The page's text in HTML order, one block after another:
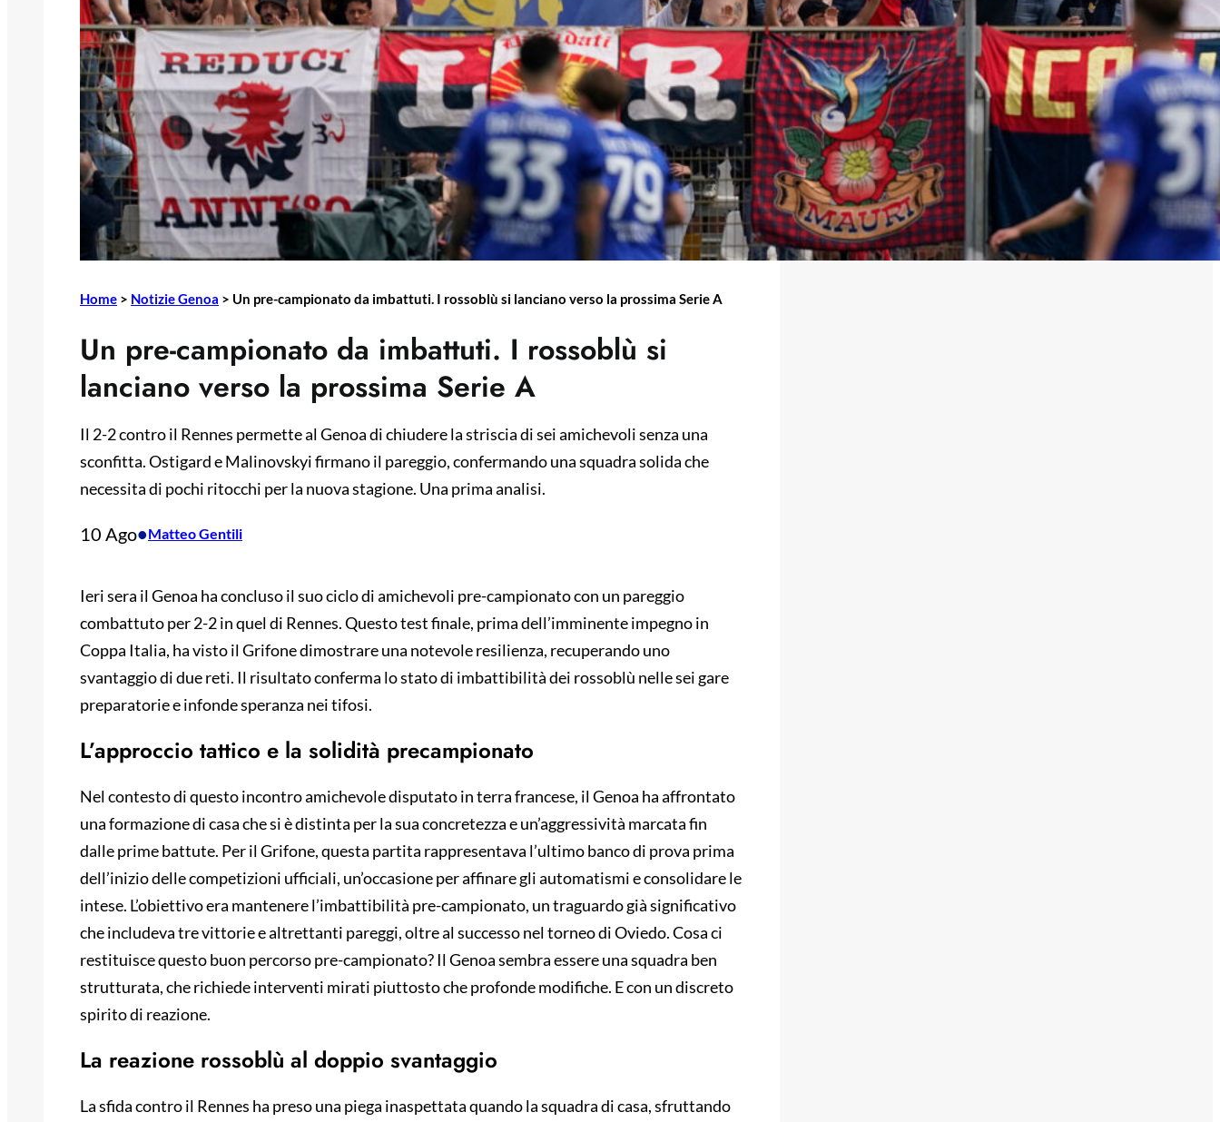
Home > Notizie Genoa > Un pre-campionato da imbattuti. I rossoblù si lanciano verso la prossima Serie A
Un pre-campionato da imbattuti. I rossoblù si
lanciano verso la prossima Serie A
Il 2-2 contro il Rennes permette al Genoa di chiudere la striscia di sei amichevoli senza una
sconfitta. Ostigard e Malinovskyi firmano il pareggio, confermando una squadra solida che
necessita di pochi ritocchi per la nuova stagione. Una prima analisi.
10 Ago•Matteo Gentili
Ieri sera il Genoa ha concluso il suo ciclo di amichevoli pre-campionato con un pareggio
combattuto per 2-2 in quel di Rennes. Questo test finale, prima dell’imminente impegno in
Coppa Italia, ha visto il Grifone dimostrare una notevole resilienza, recuperando uno
svantaggio di due reti. Il risultato conferma lo stato di imbattibilità dei rossoblù nelle sei gare
preparatorie e infonde speranza nei tifosi.
L’approccio tattico e la solidità precampionato
Nel contesto di questo incontro amichevole disputato in terra francese, il Genoa ha affrontato
una formazione di casa che si è distinta per la sua concretezza e un’aggressività marcata fin
dalle prime battute. Per il Grifone, questa partita rappresentava l’ultimo banco di prova prima
dell’inizio delle competizioni ufficiali, un’occasione per affinare gli automatismi e consolidare le
intese. L’obiettivo era mantenere l’imbattibilità pre-campionato, un traguardo già significativo
che includeva tre vittorie e altrettanti pareggi, oltre al successo nel torneo di Oviedo. Cosa ci
restituisce questo buon percorso pre-campionato? Il Genoa sembra essere una squadra ben
strutturata, che richiede interventi mirati piuttosto che profonde modifiche. E con un discreto
spirito di reazione.
La reazione rossoblù al doppio svantaggio
La sfida contro il Rennes ha preso una piega inaspettata quando la squadra di casa, sfruttando